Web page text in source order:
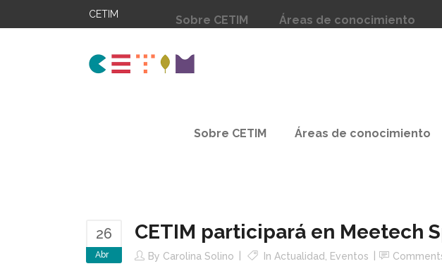
CETIM
Sobre CETIM Áreas de conocimiento
Sobre CETIM Áreas de conocimiento
26
Abr
CETIM participará en Meetech
By Carolina Solino In Actualidad Eventos